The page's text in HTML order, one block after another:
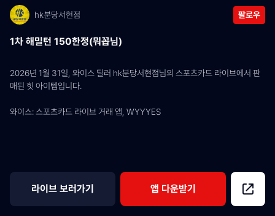
hk분당서현점 팔로우
1차 해밀턴 150한정(뭐꼽님)
2026년 1월 31일, 와이스 딜러 hk분당서현점님의 스포츠카드 라이브에서 판
매된 힛 아이템입니다.
와이스: 스포츠카드 라이브 거래 앱, WYYYES
라이브 보러가기 앱 다운받기